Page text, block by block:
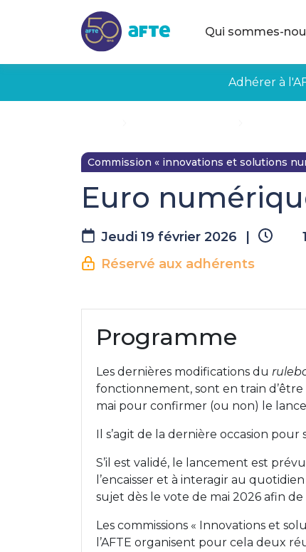
Qui sommes-
Adhérer à
Commission « innovations et solutions
Euro
Jeudi 19 février 2026
Réservé aux adhérents
Programme
Les dernières modifications du
fonctionnement, sont en train
mai pour confirmer (ou non) le
Il s’agit de la dernière occasion
S’il est validé, le lancement est
l’encaisser et à interagir au
sujet dès le vote de mai 2026 afin de
Les commissions « Innovations et
l’AFTE organisent pour cela deux